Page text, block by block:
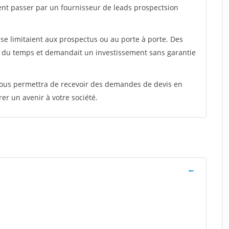
passer par un fournisseur de leads prospectsion
limitaient aux prospectus ou au porte à porte. Des
temps et demandait un investissement sans garantie
permettra de recevoir des demandes de devis en
un avenir à votre société.